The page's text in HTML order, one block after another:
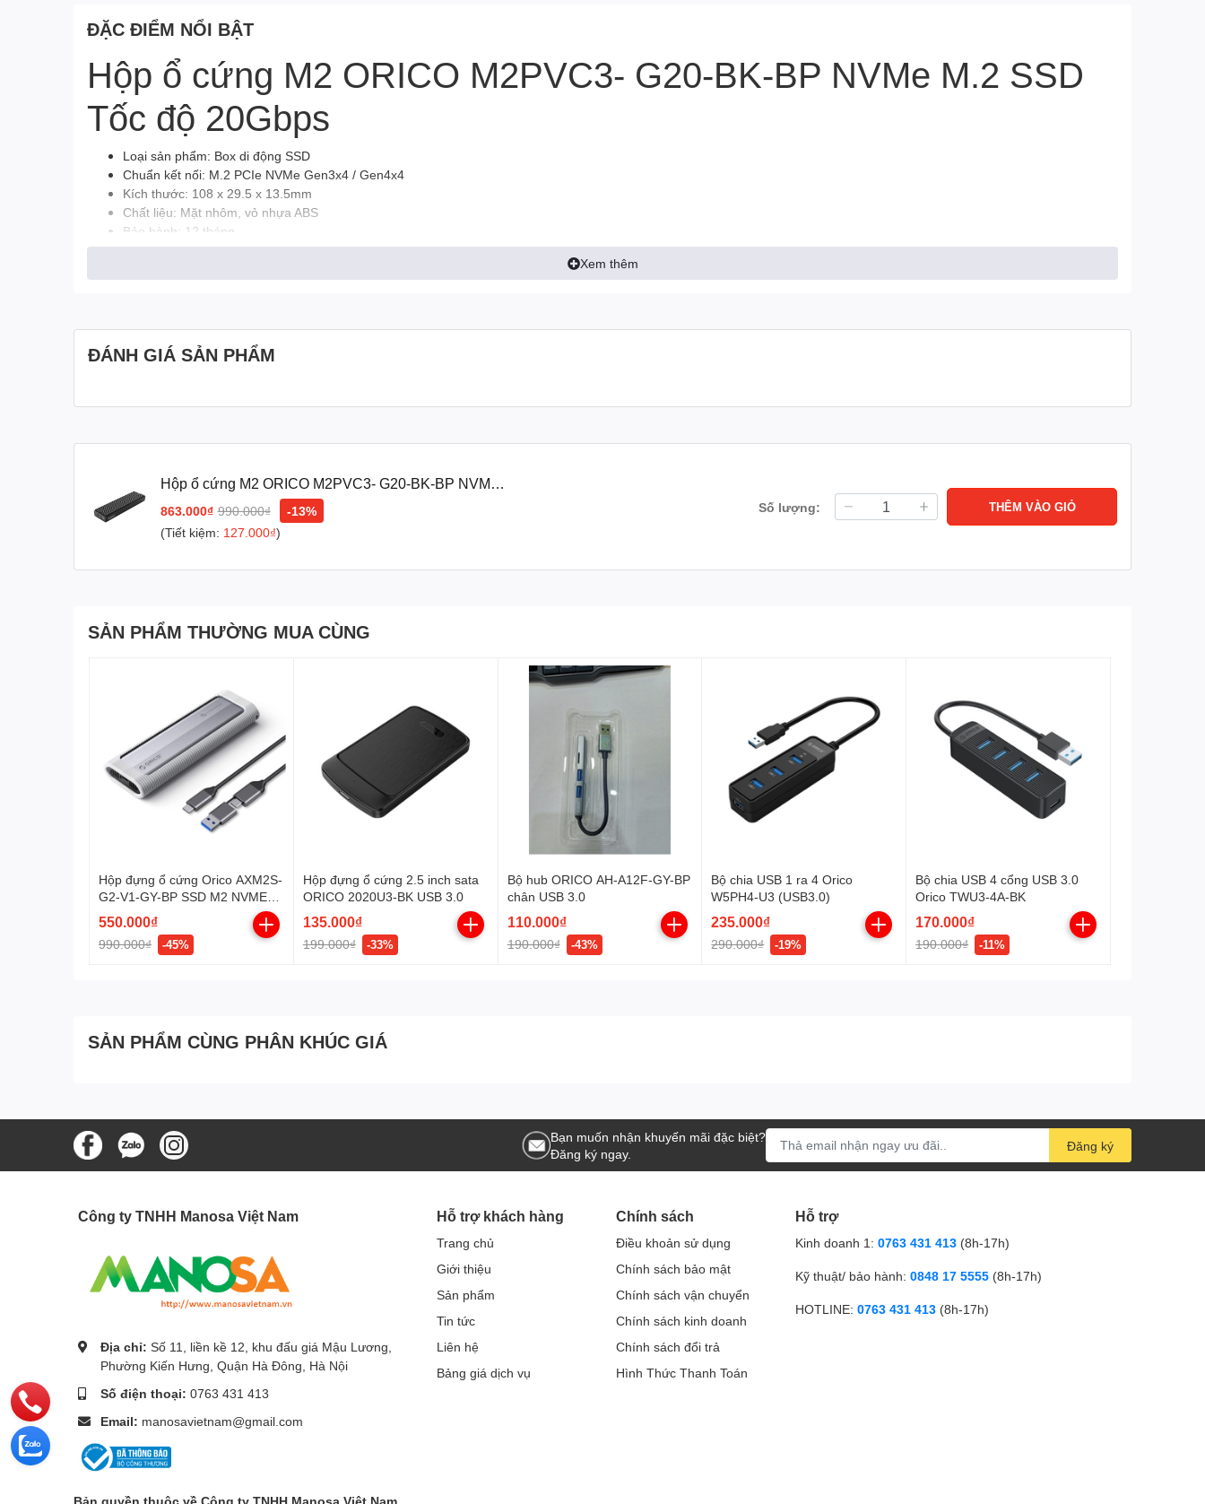
ĐẶC ĐIỂM NỔI BẬT
Hộp ổ cứng M2 ORICO M2PVC3- G20-BK-BP NVMe M.2 SSD
Tốc độ 20Gbps
Loại sản phẩm: Box di động SSD
Chuẩn kết nối: M.2 PCIe NVMe Gen3x4 / Gen4x4
Kích thước: 108 x 29.5 x 13.5mm
Chất liệu: Mặt nhôm, vỏ nhựa ABS
Bảo hành: 12 tháng
và cho tốc độ không ổn định với
Xem thêm
ĐÁNH GIÁ SẢN PHẨM
Hộp ổ cứng M2 ORICO M2PVC3- G20-BK-BP NVMe
M.2 SSD Tốc độ 20Gbps
863.000₫ 990.000₫
-13%
(Tiết kiệm: 127.000₫)
Số lượng: THÊM VÀO GIỎ
SẢN PHẨM THƯỜNG MUA CÙNG
Hộp đựng ổ cứng Orico AXM2S-
G2-V1-GY-BP SSD M2 NVME
và M.2 Sata (Tốc độ 10Gbps)
550.000₫
990.000₫ -45%
Hộp đựng ổ cứng 2.5 inch sata
ORICO 2020U3-BK USB 3.0
135.000₫
199.000₫ -33%
Bộ hub ORICO AH-A12F-GY-BP
chân USB 3.0
110.000₫
190.000₫ -43%
Bộ chia USB 1 ra 4 Orico
W5PH4-U3 (USB3.0)
235.000₫
290.000₫ -19%
Bộ chia USB 4 cổng USB 3.0
Orico TWU3-4A-BK
170.000₫
190.000₫ -11%
SẢN PHẨM CÙNG PHÂN KHÚC GIÁ
Bạn muốn nhận khuyến mãi đặc biệt?
Đăng ký ngay.
Đăng ký
Công ty TNHH Manosa Việt Nam
Địa chỉ: Số 11, liền kề 12, khu đấu giá Mậu Lương,
Phường Kiến Hưng, Quận Hà Đông, Hà Nội
Số điện thoại: 0763 431 413
Email: manosavietnam@gmail.com
Hỗ trợ khách hàng
Trang chủ
Giới thiệu
Sản phẩm
Tin tức
Liên hệ
Bảng giá dịch vụ
Chính sách
Điều khoản sử dụng
Chính sách bảo mật
Chính sách vận chuyển
Chính sách kinh doanh
Chính sách đổi trả
Hình Thức Thanh Toán
Hỗ trợ
Kinh doanh 1: 0763 431 413 (8h-17h)
Kỹ thuật/ bảo hành: 0848 17 5555 (8h-17h)
HOTLINE: 0763 431 413 (8h-17h)
Bản quyền thuộc về Công ty TNHH Manosa Việt Nam